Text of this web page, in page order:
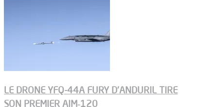
LE DRONE YFQ-44A FURY D’ANDURIL TIRE
SON PREMIER AIM‑120